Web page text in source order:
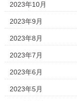
2023年10月
2023年9月
2023年8月
2023年7月
2023年6月
2023年5月